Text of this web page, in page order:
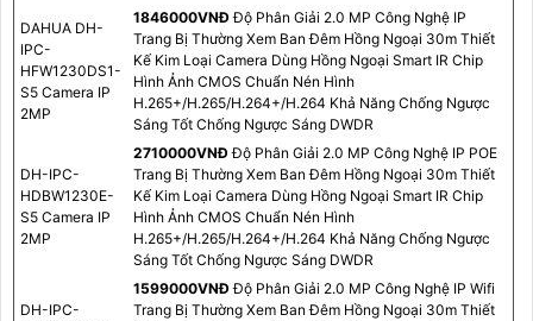
DAHUA DH-
IPC-
HFW1230DS1-
S5 Camera IP
2MP
1846000VNÐ Độ Phân Giải 2.0 MP Công Nghệ IP
Trang Bị Thường Xem Ban Đêm Hồng Ngoại 30m Thiết
Kế Kim Loại Camera Dùng Hồng Ngoại Smart IR Chip
Hình Ảnh CMOS Chuẩn Nén Hình
H.265+/H.265/H.264+/H.264 Khả Năng Chống Ngược
Sáng Tốt Chống Ngược Sáng DWDR
DH-IPC-
HDBW1230E-
S5 Camera IP
2MP
2710000VNÐ Độ Phân Giải 2.0 MP Công Nghệ IP POE
Trang Bị Thường Xem Ban Đêm Hồng Ngoại 30m Thiết
Kế Kim Loại Camera Dùng Hồng Ngoại Smart IR Chip
Hình Ảnh CMOS Chuẩn Nén Hình
H.265+/H.265/H.264+/H.264 Khả Năng Chống Ngược
Sáng Tốt Chống Ngược Sáng DWDR
DH-IPC-
1599000VNÐ Độ Phân Giải 2.0 MP Công Nghệ IP Wifi
Trang Bị Thường Xem Ban Đêm Hồng Ngoại 30m Thiết